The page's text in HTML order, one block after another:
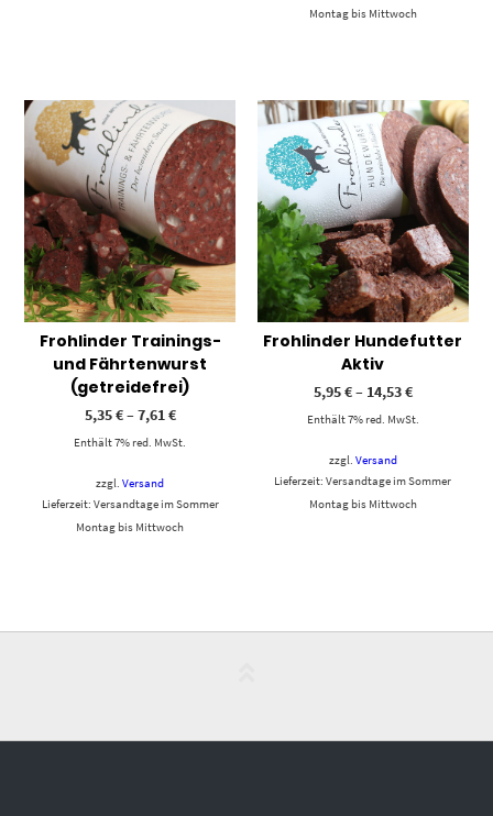
Montag bis Mittwoch
Frohlinder Trainings-
und Fährtenwurst
(getreidefrei)
5,35€–7,61€
Enthält 7% red. MwSt.
zzgl.Versand
Lieferzeit: Versandtage im Sommer
Montag bis Mittwoch
Frohlinder Hundefutter
Aktiv
5,95€– 14,53€
Enthält 7% red. MwSt.
zzgl. Versand
Lieferzeit: Versandtage im Sommer
Montag bis Mittwoch